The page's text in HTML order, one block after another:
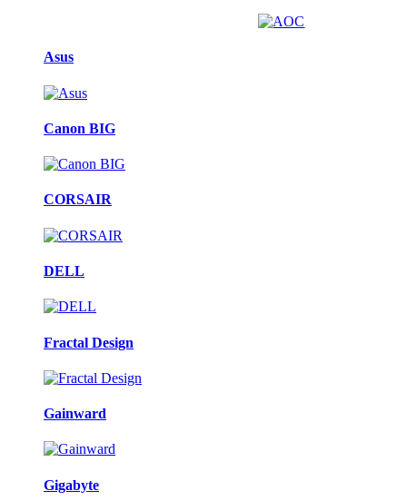
Asus
Canon BIG
CORSAIR
DELL
Fractal Design
Gainward
Gigabyte